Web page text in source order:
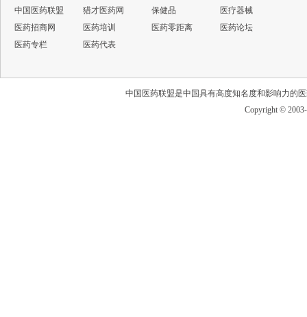
中国医药联盟 猎才医药网 保健品
医疗器械
医药招商网
医药培训 医药零距离
医药论坛
医药专栏
医药代表
中国医药联盟是中国具有高度知名度和影响力的
Copyright ©